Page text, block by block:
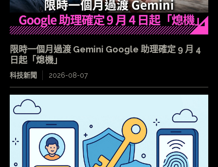
限時一個月過渡 Gemini Google 助理確定 9 月 4
日起「熄機」
科技新聞 2026-08-07